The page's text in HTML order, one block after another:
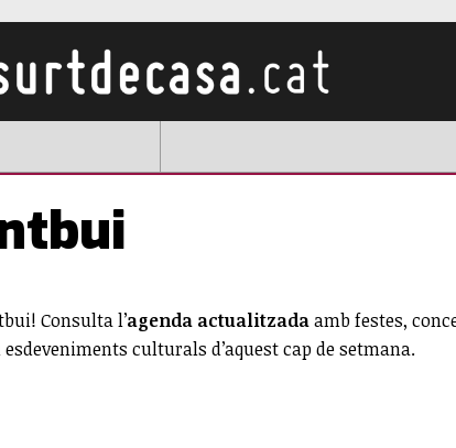
Consulta l’agenda actualitzadaamb festes,
culturals d’aquest cap de setmana.